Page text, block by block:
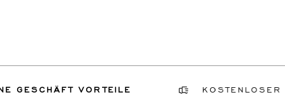
VORTEILE KOSTENLOSER